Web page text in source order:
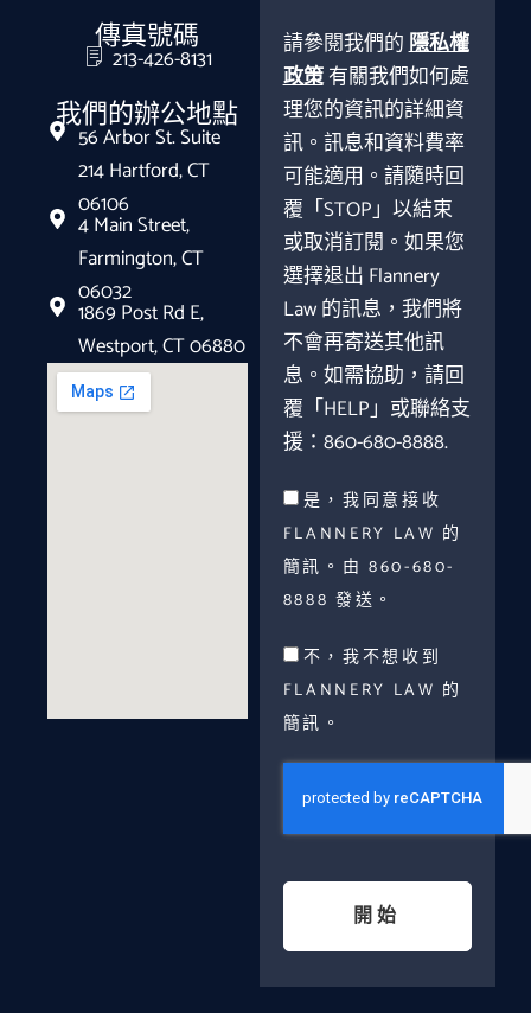
傳真號碼
213-426-8131
我們的辦公地點
56 Arbor St. Suite
214 Hartford, CT
06106
4 Main Street,
Farmington, CT
06032
1869 Post Rd E,
Westport, CT 06880
請參閱我們的隱私權
政策有關我們如何處
理您的資訊的詳細資
訊。訊息和資料費率
可能適用。請隨時回
覆「STOP」以結束
或取消訂閱。如果您
選擇退出 Flannery
Law 的訊息，我們將
不會再寄送其他訊
息。如需協助，請回
覆「HELP」或聯絡支
援：860-680-8888.
是，我同意接收
FLANNERY LAW 的
簡訊。由 860-680-
8888 發送。
不，我不想收到
FLANNERY LAW 的
簡訊。
開始